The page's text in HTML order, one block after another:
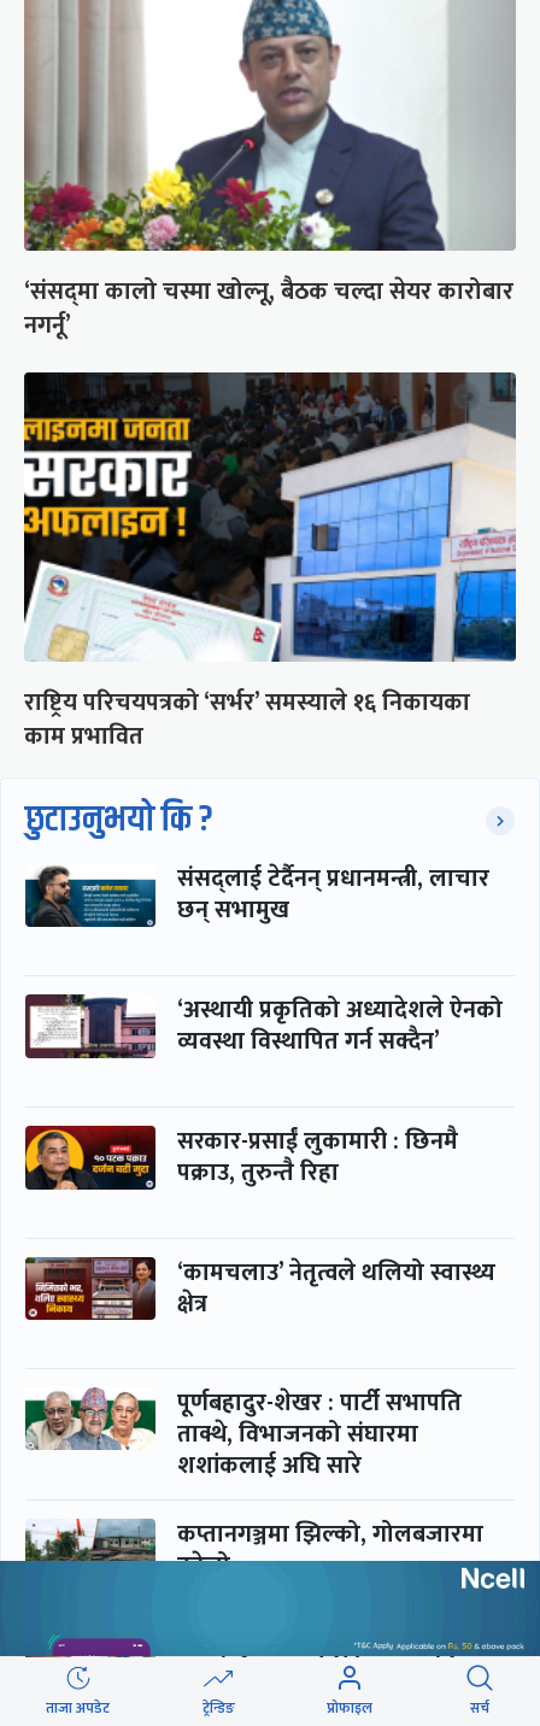
‘संसद्‍मा कालो चस्मा खोल्नू, बैठक चल्दा सेयर कारोबार
नगर्नू’
राष्ट्रिय परिचयपत्रको ‘सर्भर’ समस्याले १६ निकायका
काम प्रभावित
छुटाउनुभयो कि ?
संसद्लाई टेर्दैनन् प्रधानमन्त्री, लाचार
छन् सभामुख
‘अस्थायी प्रकृतिको अध्यादेशले ऐनको
व्यवस्था विस्थापित गर्न सक्दैन’
सरकार-प्रसाईं लुकामारी : छिनमै
पक्राउ, तुरुन्तै रिहा
‘कामचलाउ’ नेतृत्वले थलियो स्वास्थ्य
क्षेत्र
पूर्णबहादुर-शेखर : पार्टी सभापति
ताक्थे, विभाजनको संघारमा
शशांकलाई अघि सारे
कप्तानगञ्जमा झिल्को, गोलबजारमा
डढेलो
आकस्मिक कक्ष चिकित्सकमाथि
हातपातको ‘हटस्पट’
ताजा अपडेट ट्रेन्डिङ प्रोफाइल सर्च